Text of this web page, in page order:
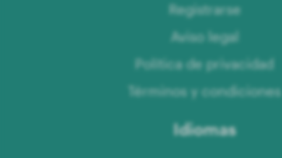
Registrarse
Aviso legal
Política de privacidad
Términos y condiciones
Idiomas